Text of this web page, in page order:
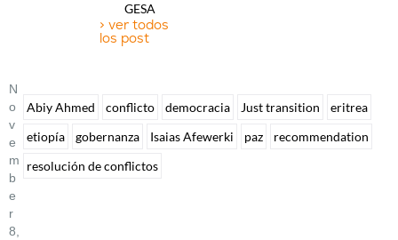
GESA
> ver todos
los post
N
O
V
E
M
B
E
R
8,
Abiy Ahmed conflicto democracia Just transition
eritrea
etiopía
gobernanza Isaias Afewerki paz
recommendation
resolución de conflictos